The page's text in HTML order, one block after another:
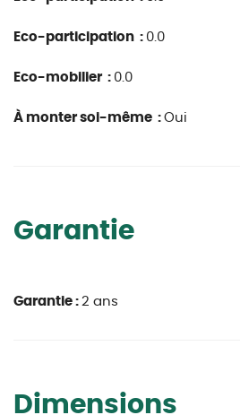
Eco-participation : 0.0
Eco-mobilier : 0.0
À monter soi-même : Oui
Garantie
Garantie : 2 ans
Dimensions